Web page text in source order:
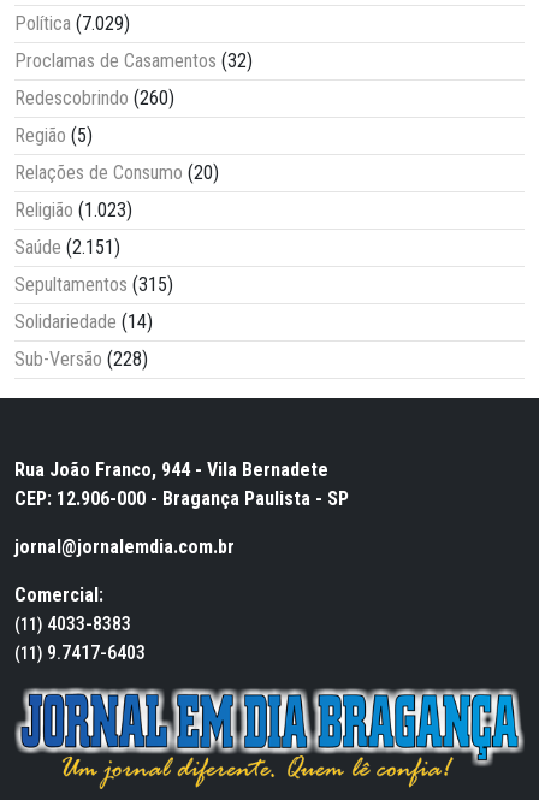
Política (7.029)
Proclamas de Casamentos (32)
Redescobrindo (260)
Região (5)
Relações de Consumo (20)
Religião (1.023)
Saúde (2.151)
Sepultamentos (315)
Solidariedade (14)
Sub-Versão (228)
Rua João Franco, 944 - Vila Bernadete
CEP: 12.906-000 - Bragança Paulista - SP
jornal@jornalemdia.com.br
Comercial:
(11) 4033-8383
(11) 9.7417-6403